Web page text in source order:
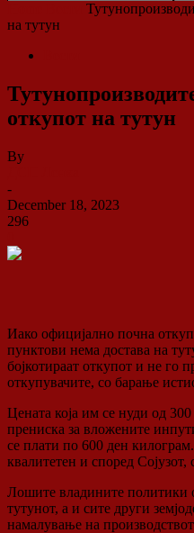
на тутун
откупот на тутун
By
-
December 18, 2023
296
Иако официјално почна
пунктови нема достава на
бојкотираат откупот и не го
откупувачите, со барање
Цената која им се нуди од
прениска за вложените
се плати по 600 ден
квалитетен и според
Лошите владините политики
тутунот, а и сите други
намалување на